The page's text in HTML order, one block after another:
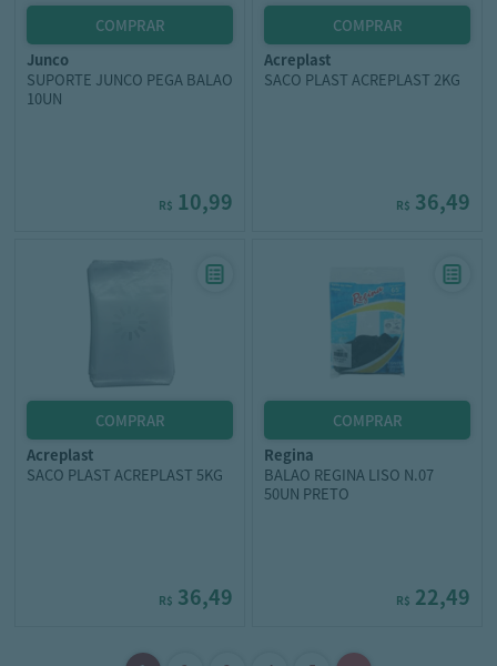
junco
SUPORTE JUNCO PEGA BALAO
10UN
R$ 10,99
acreplast
SACO PLAST ACREPLAST 2KG
R$ 36,49
acreplast
SACO PLAST ACREPLAST 5KG
R$ 36,49
regina
BALAO REGINA LISO N.07
50UN PRETO
R$ 22,49